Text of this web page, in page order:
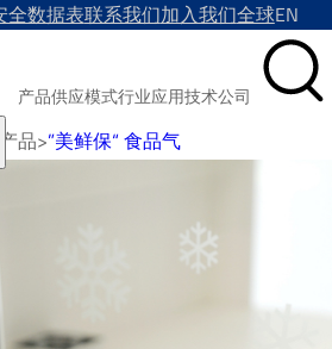
全数据表联系我们加入我们全球EN
产品供应模式行业应用技术公司
产品>”美鲜保“ 食品气